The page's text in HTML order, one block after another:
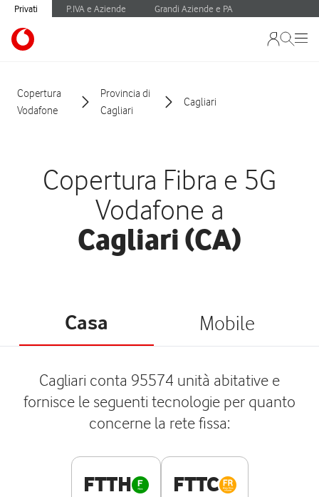
Privati P.IVA e Aziende Grandi Aziende e PA
Copertura
Vodafone
Provincia di
Cagliari
Cagliari
Copertura Fibra e 5G
Vodafone a
Cagliari (CA)
Casa Mobile
Cagliari conta 95574 unità abitative e
fornisce le seguenti tecnologie per quanto
concerne la rete fissa:
FTTH FTTC